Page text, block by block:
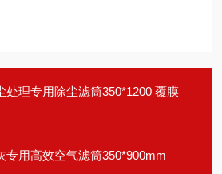
处理专用除尘滤筒350*1200 覆膜
专用高效空气滤筒350*900mm